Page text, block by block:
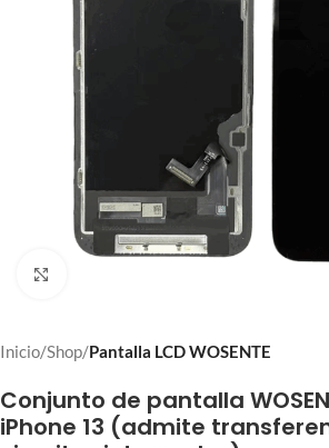
Inicio Shop Pantalla LCD WOSENTE
Conjunto de pantalla
iPhone 13 (admite